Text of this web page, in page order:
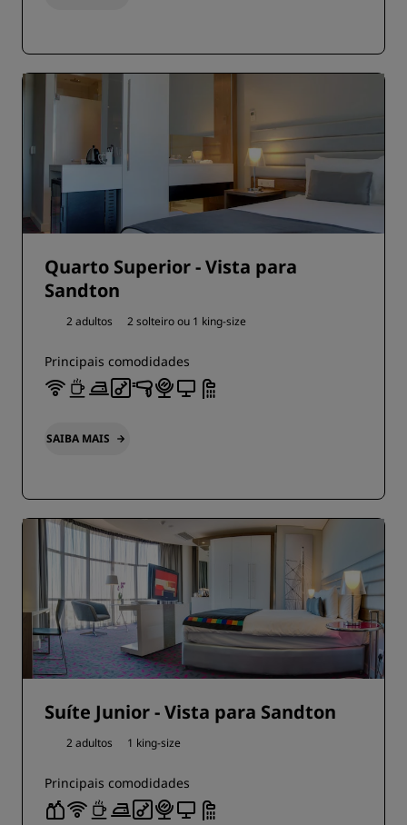
Quarto Superior - Vista para
Sandton
2 adultos 2 solteiro ou 1 king-size
Principais comodidades
SAIBA MAIS
Suíte Junior - Vista para Sandton
2 adultos 1 king-size
Principais comodidades